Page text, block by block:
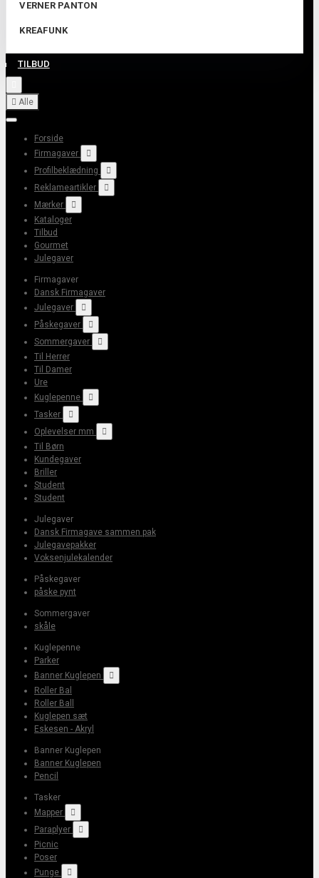
VERNER PANTON
KREAFUNK
TILBUD
 Alle
Forside
Firmagaver

Profilbeklædning

Reklameartikler

Mærker

Kataloger
Tilbud
Gourmet
Julegaver
Firmagaver
Dansk Firmagaver
Julegaver

Påskegaver

Sommergaver

Til Herrer
Til Damer
Ure
Kuglepenne

Tasker

Oplevelser mm

Til Børn
Kundegaver
Briller
Student
Student
Julegaver
Dansk Firmagave sammen pak
Julegavepakker
Voksenjulekalender
Påskegaver
påske pynt
Sommergaver
skåle
Kuglepenne
Parker
Banner Kuglepen

Roller Bal
Roller Ball
Kuglepen sæt
Eskesen - Akryl
Banner Kuglepen
Banner Kuglepen
Pencil
Tasker
Mapper

Paraplyer

Picnic
Poser
Punge
